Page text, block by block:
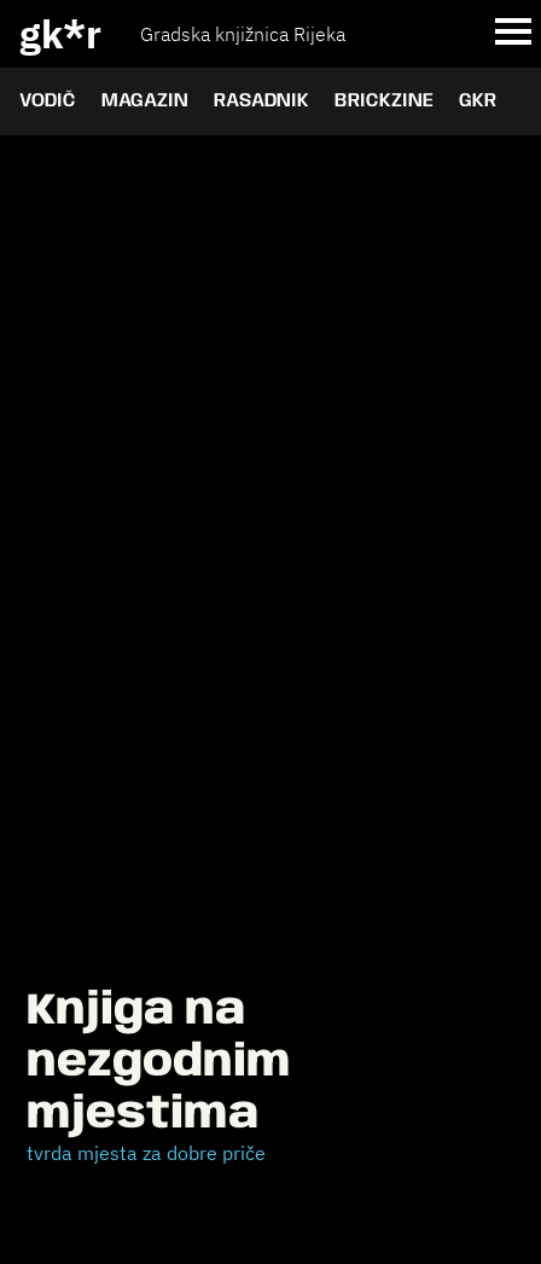
gk*r Gradska knjižnica Rijeka
VODIČ MAGAZIN RASADNIK BRICKZINE GKR
Knjiga na
nezgodnim
mjestima
tvrda mjesta za dobre priče